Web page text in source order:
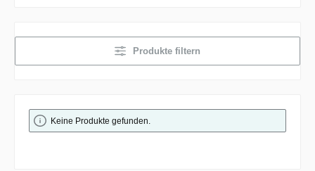
Produkte filtern
Keine Produkte gefunden.